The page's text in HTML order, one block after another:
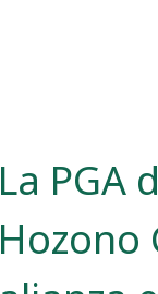
La PGA
Hozono